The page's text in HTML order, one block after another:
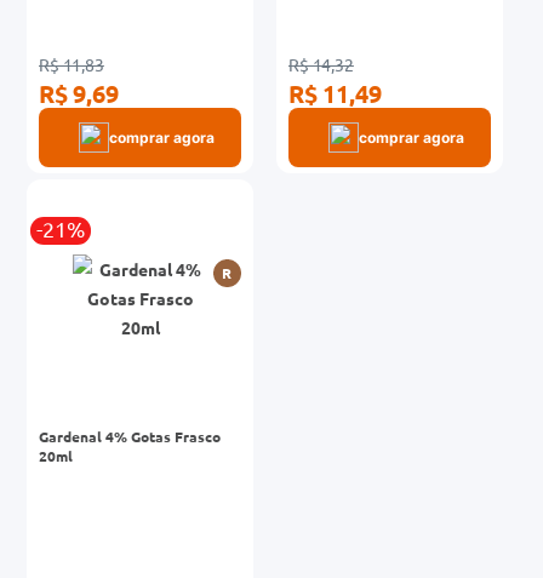
R$ 11,83
R$ 9,69
comprar agora
R$ 14,32
R$ 11,49
comprar agora
-21%
R
Gardenal 4% Gotas Frasco
20ml